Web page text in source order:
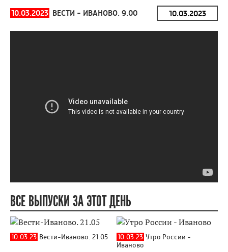
10.03.2023 ВЕСТИ - ИВАНОВО. 9.00
ВСЕ ВЫПУСКИ ЗА ЭТОТ ДЕНЬ
10.03.23 Вести-Иваново. 21.05 10.03.23 Утро России -
Иваново